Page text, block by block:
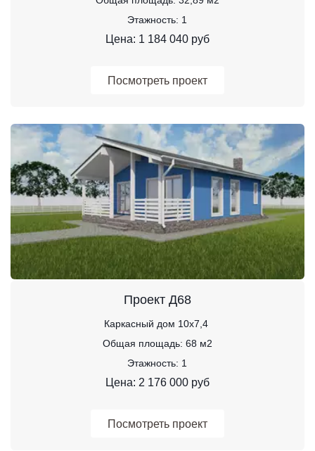
Этажность: 1
Цена: 1 184 040 руб
Посмотреть проект
Проект Д68
Каркасный дом 10х7,4
Общая площадь: 68 м2
Этажность: 1
Цена: 2 176 000 руб
Посмотреть проект